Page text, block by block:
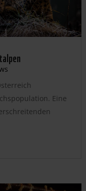
Eine